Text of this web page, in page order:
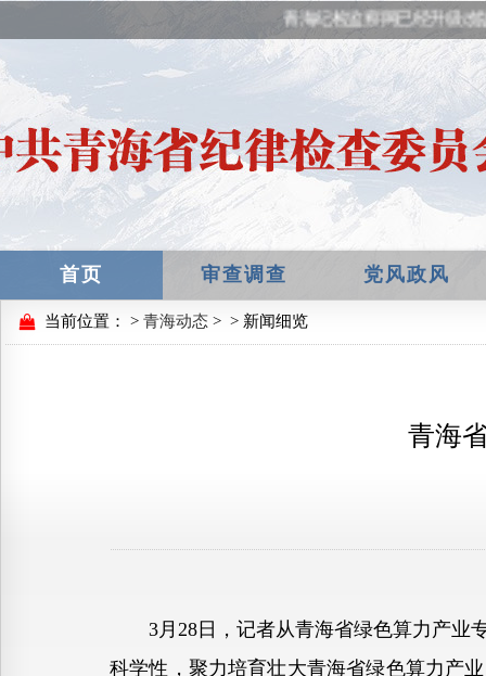
青海纪检监察网已经升级改
首页 审查调查 党风政风
当前位置： > 青海动态 > > 新闻细览
青海
3月28日，记者从青海省绿色算力产业
科学性，聚力培育壮大青海省绿色算力产